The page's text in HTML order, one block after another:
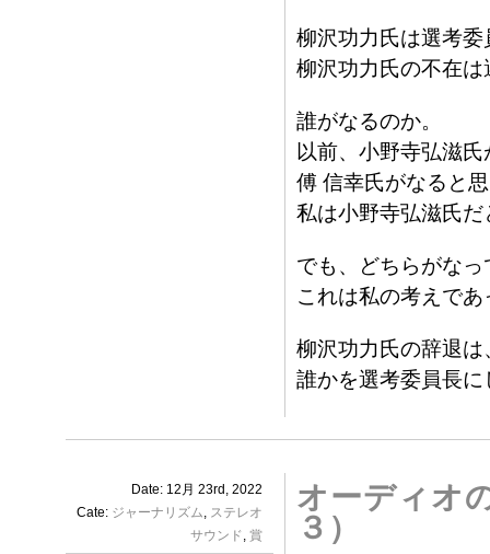
柳沢功力氏は選考
柳沢功力氏の不在
誰がなるのか。
以前、小野寺弘滋
傅 信幸氏がなると
私は小野寺弘滋氏
でも、どちらがな
これは私の考えで
柳沢功力氏の辞退
誰かを選考委員長
Date: 12月 23rd, 2022
Cate: ジャーナリズム, ステレオ
サウンド, 賞
オーディオ
３）